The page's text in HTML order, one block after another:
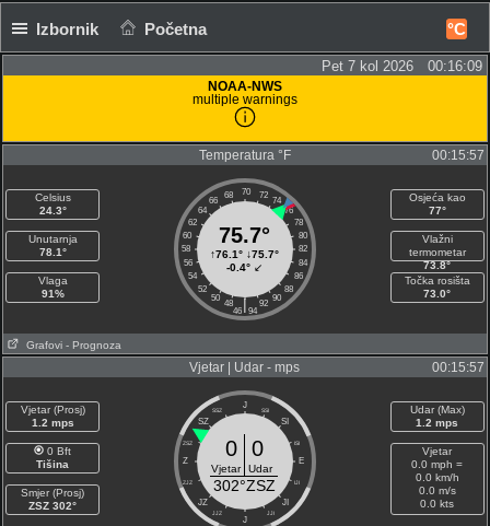
Izbornik Početna °C
Pet 7 kol 2026 00:16:10
NOAA-NWS
multiple warnings
Temperatura °F 00:15:57
Celsius
24.3°
Unutarnja
78.1°
Vlaga
91%
70
68 72
66
74
64
76
62
78
60
80
58
82
56
84
54
86
52
88
50
90
48 92
46 94
|
75.7°
↑76.1° ↓75.7°
-0.4° ↙
Osjeća kao
77°
Vlažni
termometar
73.8°
Točka rosišta
73.0°
Grafovi - Prognoza
Vjetar | Udar - mps 00:15:57
Vjetar (Prosj)
1.2 mps
0 Bft
Tišina
Smjer (Prosj)
ZSZ 302°
J
SZ
SI
Z E
JZ
JI
J
SSZ SSI
ZSZ ISI
ZJZ IJI
JJZ JJI
0 0
Vjetar Udar
302°ZSZ
Udar (Max)
1.2 mps
Vjetar
0.0 mph =
0.0 km/h
0.0 m/s
0.0 kts